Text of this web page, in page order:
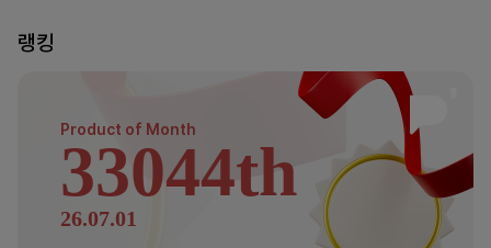
랭킹
Product of Month
33044th
26.07.01